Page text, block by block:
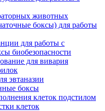
животных
боксы) для работы
для работы с
биобезопасности
для вивария
эвтаназии
боксы
клеток подстилом
клеток